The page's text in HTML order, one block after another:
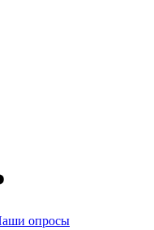
опросы